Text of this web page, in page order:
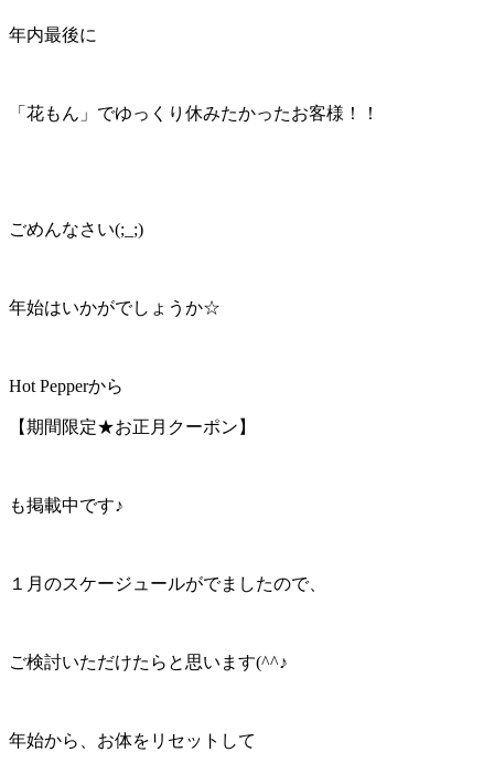
年内最後に
「花もん」でゆっくり休みたかったお客様！！
ごめんなさい(;_;)
年始はいかがでしょうか☆
Hot Pepperから
【期間限定★お正月クーポン】
も掲載中です♪
１月のスケージュールがでましたので、
ご検討いただけたらと思います(^^♪
年始から、お体をリセットして